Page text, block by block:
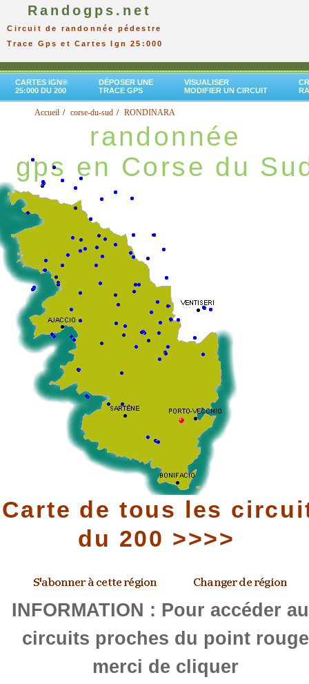
Randogps.net
Circuit de randonnée pédestre
Trace Gps et Cartes Ign 25:000
CARTES IGN®
25:000 DU 200
DÉPOSER UNE
TRACE GPS
VISUALISER
MODIFIER UN CIRCUIT
Accueil corse-du-sud RONDINARA
randonnée
gps en Corse du
Carte de tous les
du 200 >>>>
INFORMATION : Pour accéder
circuits proches du point rouge
merci de cliquer